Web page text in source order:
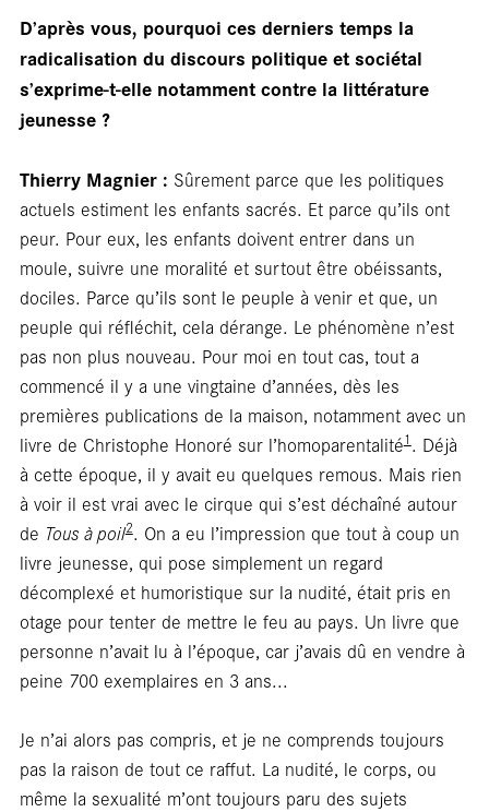
D’après vous, pourquoi ces derniers temps la
radicalisation du discours politique et sociétal
s’exprime-t-elle notamment contre la littérature
jeunesse ?
Thierry Magnier : Sûrement parce que les politiques
actuels estiment les enfants sacrés. Et parce qu’ils ont
peur. Pour eux, les enfants doivent entrer dans un
moule, suivre une moralité et surtout être obéissants,
dociles. Parce qu’ils sont le peuple à venir et que, un
peuple qui réfléchit, cela dérange. Le phénomène n’est
pas non plus nouveau. Pour moi en tout cas, tout a
commencé il y a une vingtaine d’années, dès les
premières publications de la maison, notamment avec un
livre de Christophe Honoré sur l’homoparentalité1. Déjà
à cette époque, il y avait eu quelques remous. Mais rien
à voir il est vrai avec le cirque qui s’est déchaîné autour
de Tous à poil2. On a eu l’impression que tout à coup un
livre jeunesse, qui pose simplement un regard
décomplexé et humoristique sur la nudité, était pris en
otage pour tenter de mettre le feu au pays. Un livre que
personne n’avait lu à l’époque, car j’avais dû en vendre à
peine 700 exemplaires en 3 ans...
Je n’ai alors pas compris, et je ne comprends toujours
pas la raison de tout ce raffut. La nudité, le corps, ou
même la sexualité m’ont toujours paru des sujets